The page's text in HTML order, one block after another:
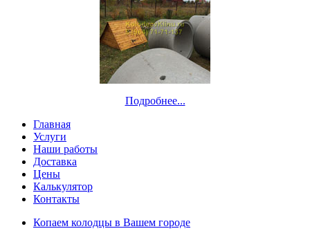
Подробнее...
Главная
Услуги
Наши работы
Доставка
Цены
Калькулятор
Контакты
Копаем колодцы в Вашем городе